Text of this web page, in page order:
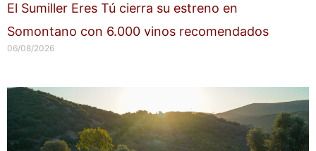
El Sumiller Eres Tú cierra su estreno en
Somontano con 6.000 vinos recomendados
06/08/2026